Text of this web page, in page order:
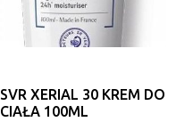
SVR XERIAL 30 KREM DO
CIAŁA 100ML